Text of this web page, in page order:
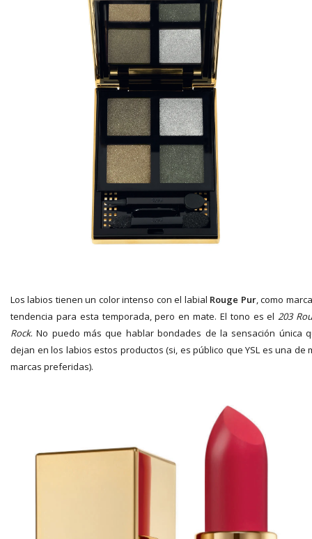
Los labios tienen un color intenso con el labial Rouge Pur, como
tendencia para esta temporada, pero en mate. El tono es el203
Rock. No puedo más que hablar bondades de la sensación única
dejan en los labios estos productos (si, es público que YSL es una de
marcas preferidas).